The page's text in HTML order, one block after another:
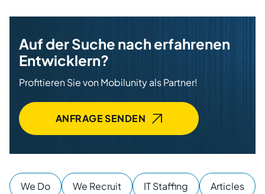
Auf der Suche nach erfahrenen
Entwicklern?
Profitieren Sie von Mobilunity als Partner!
ANFRAGE SENDEN
We Do We Recruit IT Staffing Articles